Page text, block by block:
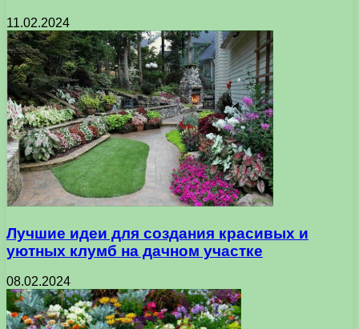
11.02.2024
Лучшие идеи для создания красивых и
уютных клумб на дачном участке
08.02.2024